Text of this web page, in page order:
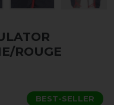
ROUGE
BEST-SELLER